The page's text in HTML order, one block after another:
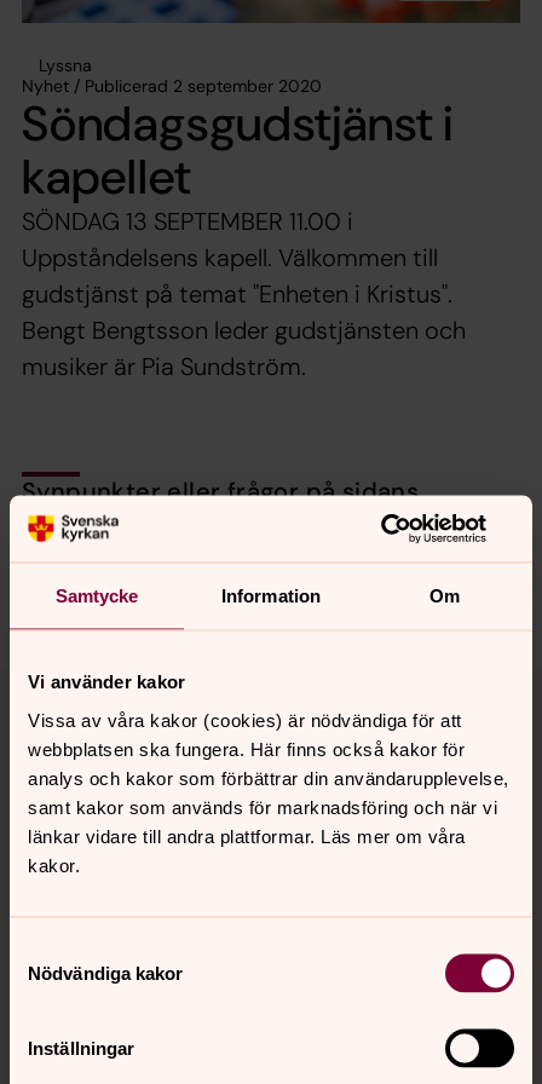
Samtycke Information Om
Vi använder kakor
Vissa av våra kakor (cookies) är nödvändiga för att
webbplatsen ska fungera. Här finns också kakor för
analys och kakor som förbättrar din användarupplevelse,
samt kakor som används för marknadsföring och när vi
länkar vidare till andra plattformar. Läs mer om våra
kakor.
Nödvändiga kakor
Inställningar
Lyssna
Nyhet / Publicerad 2 september 2020
Söndagsgudstjänst i
kapellet
SÖNDAG 13 SEPTEMBER 11.00 i
Uppståndelsens kapell. Välkommen till
gudstjänst på temat "Enheten i Kristus".
Bengt Bengtsson leder gudstjänsten och
musiker är Pia Sundström.
Synpunkter eller frågor på sidans
innehåll?
nora.tarnsjo.forsamling@svenskakyrkan.se
Dela
Tillbaka till toppen
Tillbaka till innehållet
Kontakt
Hitta snabbt